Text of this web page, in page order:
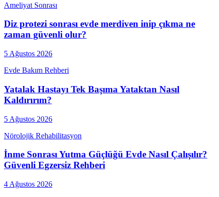
Ameliyat Sonrası
Diz protezi sonrası evde merdiven inip çıkma ne
zaman güvenli olur?
5 Ağustos 2026
Evde Bakım Rehberi
Yatalak Hastayı Tek Başıma Yataktan Nasıl
Kaldırırım?
5 Ağustos 2026
Nörolojik Rehabilitasyon
İnme Sonrası Yutma Güçlüğü Evde Nasıl Çalışılır?
Güvenli Egzersiz Rehberi
4 Ağustos 2026